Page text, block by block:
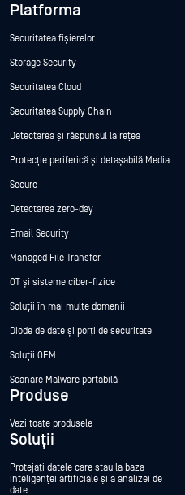
Platforma
Securitatea fișierelor
Storage Security
Securitatea Cloud
Securitatea Supply Chain
Detectarea și răspunsul la rețea
Protecție periferică și detașabilă Media
Secure
Detectarea zero-day
Email Security
Managed File Transfer
OT și sisteme ciber-fizice
Soluții în mai multe domenii
Diode de date și porți de securitate
Soluții OEM
Scanare Malware portabilă
Produse
Vezi toate produsele
Soluții
Protejați datele care stau la baza
inteligenței artificiale și a analizei de
date